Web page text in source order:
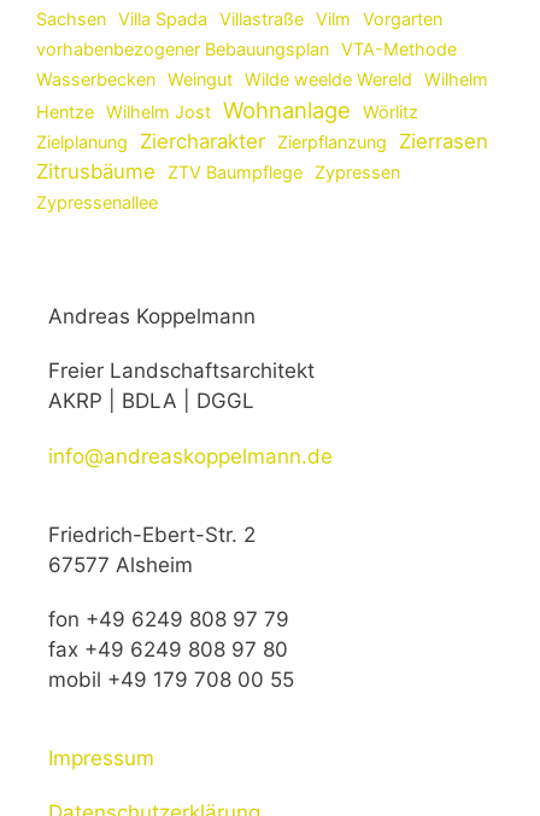
Sachsen Villa Spada Villastraße Vilm
Vorgarten
vorhabenbezogener Bebauungsplan VTA-Methode
Wasserbecken Weingut Wilde weelde Wereld
Wilhelm
Hentze Wilhelm Jost Wohnanlage
Wörlitz
Zielplanung
Ziercharakter Zierpflanzung
Zierrasen
Zitrusbäume
ZTV Baumpflege Zypressen
Zypressenallee
Andreas Koppelmann
Freier Landschaftsarchitekt
AKRP | BDLA | DGGL
info@andreaskoppelmann.de
Friedrich-Ebert-Str. 2
67577 Alsheim
fon +49 6249 808 97 79
fax +49 6249 808 97 80
mobil +49 179 708 00 55
Impressum